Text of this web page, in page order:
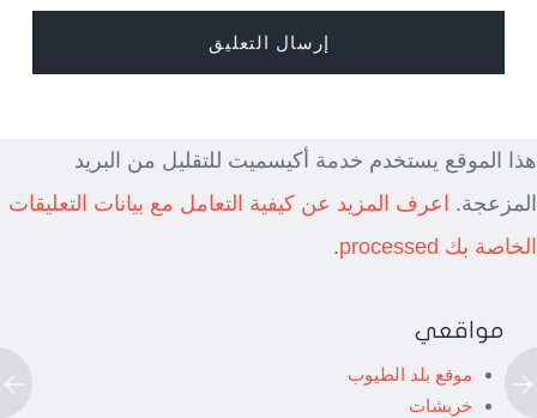
هذا الموقع يستخدم خدمة أكيسميت للتقليل من البريد
المزعجة.
اعرف المزيد عن كيفية التعامل مع بيانات التعليقات
الخاصة بك processed
.
مواقعي
موقع بلد الطيوب
خربشات